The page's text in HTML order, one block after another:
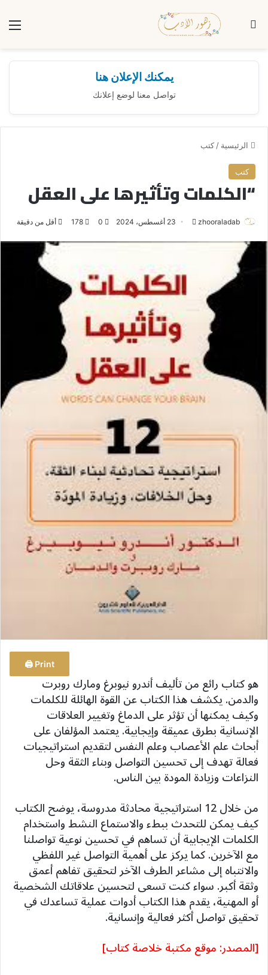
بحث عن
يمكنك الإعلان هنا
تواصل معنا لوضع إعلانك
الرئيسية /كتب
كتب
“الكلمات وتأثيرها على العقل
zhooraladab
ل
ك
ت
ن
ا
23 أغسطس، 2024 0
178 أقل من دقيقة
Print 🖨
هو كتاب رائع من تأليف أندرو نيوبرغ ومارك روبرت
والدمن. يكشف هذا الكتاب عن القوة الهائلة للكلمات
وكيف يمكنها أن تؤثر على الدماغ وتغيير العلاقات
الإنسانية بطرق عميقة وإيجابية. يعتمد المؤلفان على
أبحاث علم الأعصاب وعلم النفس لتقديم استراتيجيات
فعالة تهدف إلى تحسين التواصل وبناء الثقة وحل
النزاعات وزيادة المودة بين الناس.
من خلال 12 استراتيجية محادثة مدروسة، يوضح الكتاب
كيف يمكن للتحدث ببطء والاستماع النشط واستخدام
الكلمات الإيجابية أن تساهم في تحسين نوعية تواصلنا
مع الآخرين. كما يركز على أهمية التواصل غير اللفظي
والانتباه إلى مشاعر الطرف الآخر لتحقيق تفاهم أعمق
وثقة أكبر. سواء كنت تسعى لتحسين علاقاتك الشخصية
أو المهنية، يقدم هذا الكتاب أدوات عملية تساعدك في
تحقيق تواصل أكثر فعالية وإنسانية.
[المصدر: موقع مكتبة خلاصة كتاب]